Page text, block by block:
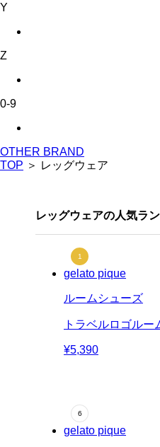
Y
Z
0-9
OTHER BRAND
TOP ＞ レッグウェア
レッグウェアの人気ラ
gelato pique
ルームシューズ
トラベルロゴルー
¥5,390
gelato pique